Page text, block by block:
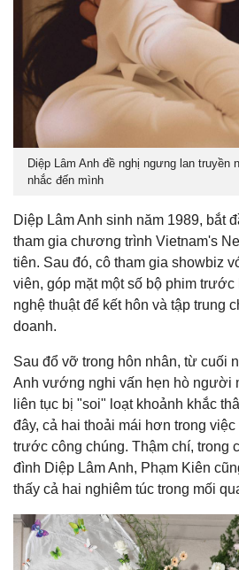
Diệp Lâm Anh đề nghị ngưng lan truyền
nhắc đến mình
Diệp Lâm Anh sinh năm 1989, bắt
tham gia chương trình Vietnam's
tiên. Sau đó, cô tham gia showbiz
viên, góp mặt một số bộ phim trước
nghệ thuật để kết hôn và tập trung
doanh.
Sau đổ vỡ trong hôn nhân, từ cuối
Anh vướng nghi vấn hẹn hò người
liên tục bị "soi" loạt khoảnh khắc
đây, cả hai thoải mái hơn trong
trước công chúng. Thậm chí, trong
đình Diệp Lâm Anh, Phạm Kiên
thấy cả hai nghiêm túc trong mối